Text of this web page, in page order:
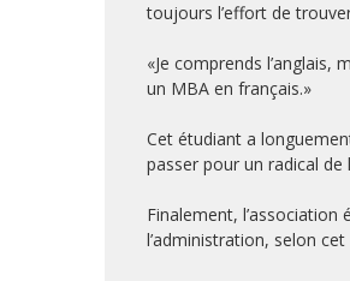
toujours l’effort de
«Je comprends l’anglais,
un MBA en français.»
Cet étudiant a
passer pour un radical de
Finalement,
l’administration, selon